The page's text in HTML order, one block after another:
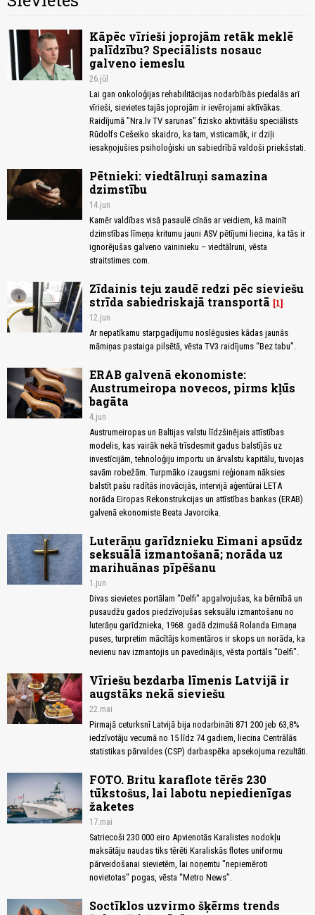
Kāpēc vīrieši joprojām retāk meklē
palīdzību? Speciālists nosauc
galveno iemeslu
26.jūl
Lai gan onkoloģijas rehabilitācijas nodarbībās piedalās arī
vīrieši, sievietes tajās joprojām ir ievērojami aktīvākas.
Raidījumā "Nra.lv TV sarunas" fizisko aktivitāšu speciālists
Rūdolfs Cešeiko skaidro, ka tam, visticamāk, ir dziļi
iesakņojušies psiholoģiski un sabiedrībā valdoši priekšstati.
Pētnieki: viedtālruņi samazina
dzimstību
14.jun
Kamēr valdības visā pasaulē cīnās ar veidiem, kā mainīt
dzimstības līmeņa kritumu jauni ASV pētījumi liecina, ka tās ir
ignorējušas galveno vaininieku – viedtālruni, vēsta
straitstimes.com.
Zīdainis teju zaudē redzi pēc sieviešu
strīda sabiedriskajā transportā
1
12.jun
Ar nepatīkamu starpgadījumu noslēgusies kādas jaunās
māmiņas pastaiga pilsētā, vēsta TV3 raidījums “Bez tabu”.
ERAB galvenā ekonomiste:
Austrumeiropa novecos, pirms kļūs
bagāta
4.jun
Austrumeiropas un Baltijas valstu līdzšinējais attīstības
modelis, kas vairāk nekā trīsdesmit gadus balstījās uz
investīcijām, tehnoloģiju importu un ārvalstu kapitālu, tuvojas
savām robežām. Turpmāko izaugsmi reģionam nāksies
balstīt pašu radītās inovācijās, intervijā aģentūrai LETA
norāda Eiropas Rekonstrukcijas un attīstības bankas (ERAB)
galvenā ekonomiste Beata Javorcika.
Luterāņu garīdznieku Eimani apsūdz
seksuālā izmantošanā; norāda uz
marihuānas pīpēšanu
1.jun
Divas sievietes portālam "Delfi" apgalvojušas, ka bērnībā un
pusaudžu gados piedzīvojušas seksuālu izmantošanu no
luterāņu garīdznieka, 1968. gadā dzimušā Rolanda Eimaņa
puses, turpretim mācītājs komentāros ir skops un norāda, ka
nevienu nav izmantojis un pavedinājis, vēsta portāls "Delfi".
Vīriešu bezdarba līmenis Latvijā ir
augstāks nekā sieviešu
22.mai
Pirmajā ceturksnī Latvijā bija nodarbināti 871 200 jeb 63,8%
iedzīvotāju vecumā no 15 līdz 74 gadiem, liecina Centrālās
statistikas pārvaldes (CSP) darbaspēka apsekojuma rezultāti.
FOTO. Britu karaflote tērēs 230
tūkstošus, lai labotu nepiedienīgas
žaketes
17.mai
Satriecoši 230 000 eiro Apvienotās Karalistes nodokļu
maksātāju naudas tiks tērēti Karaliskās flotes uniformu
pārveidošanai sievietēm, lai noņemtu "nepiemēroti
novietotas" pogas, vēsta “Metro News”.
Soctīklos uzvirmo šķērms trends